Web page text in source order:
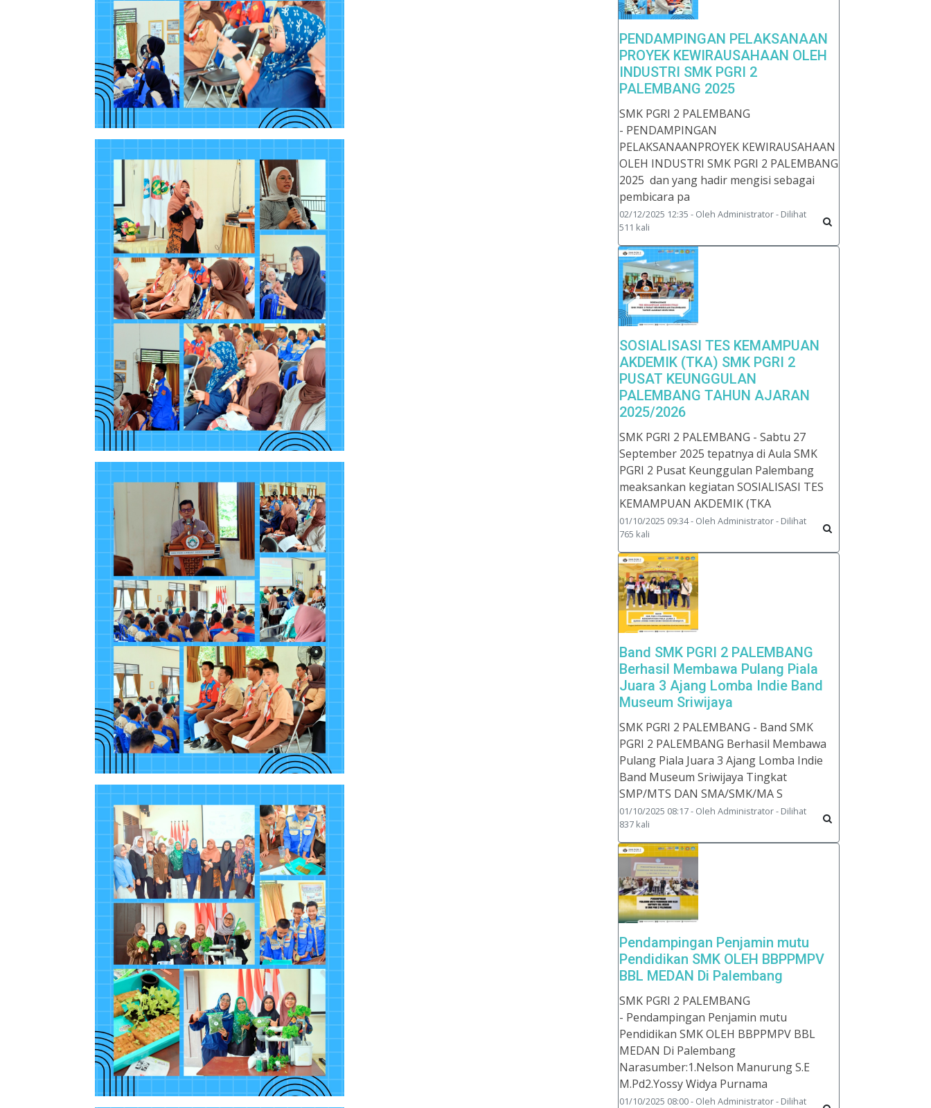
PENDAMPINGAN PELAKSANAAN
PROYEK KEWIRAUSAHAAN OLEH
INDUSTRI SMK PGRI 2
PALEMBANG 2025
SMK PGRI 2 PALEMBANG
- PENDAMPINGAN
PELAKSANAANPROYEK KEWIRAUSAHAAN
OLEH INDUSTRI SMK PGRI 2 PALEMBANG
2025 dan yang hadir mengisi sebagai
pembicara pa
02/12/2025 12:35 - Oleh Administrator - Dilihat
511 kali
SOSIALISASI TES KEMAMPUAN
AKDEMIK (TKA) SMK PGRI 2
PUSAT KEUNGGULAN
PALEMBANG TAHUN AJARAN
2025/2026
SMK PGRI 2 PALEMBANG - Sabtu 27
September 2025 tepatnya di Aula SMK
PGRI 2 Pusat Keunggulan Palembang
meaksankan kegiatan SOSIALISASI TES
KEMAMPUAN AKDEMIK (TKA
01/10/2025 09:34 - Oleh Administrator - Dilihat
765 kali
Band SMK PGRI 2 PALEMBANG
Berhasil Membawa Pulang Piala
Juara 3 Ajang Lomba Indie Band
Museum Sriwijaya
SMK PGRI 2 PALEMBANG - Band SMK
PGRI 2 PALEMBANG Berhasil Membawa
Pulang Piala Juara 3 Ajang Lomba Indie
Band Museum Sriwijaya Tingkat
SMP/MTS DAN SMA/SMK/MA S
01/10/2025 08:17 - Oleh Administrator - Dilihat
837 kali
Pendampingan Penjamin mutu
Pendidikan SMK OLEH BBPPMPV
BBL MEDAN Di Palembang
SMK PGRI 2 PALEMBANG
- Pendampingan Penjamin mutu
Pendidikan SMK OLEH BBPPMPV BBL
MEDAN Di Palembang
Narasumber:1.Nelson Manurung S.E
M.Pd2.Yossy Widya Purnama
01/10/2025 08:00 - Oleh Administrator - Dilihat